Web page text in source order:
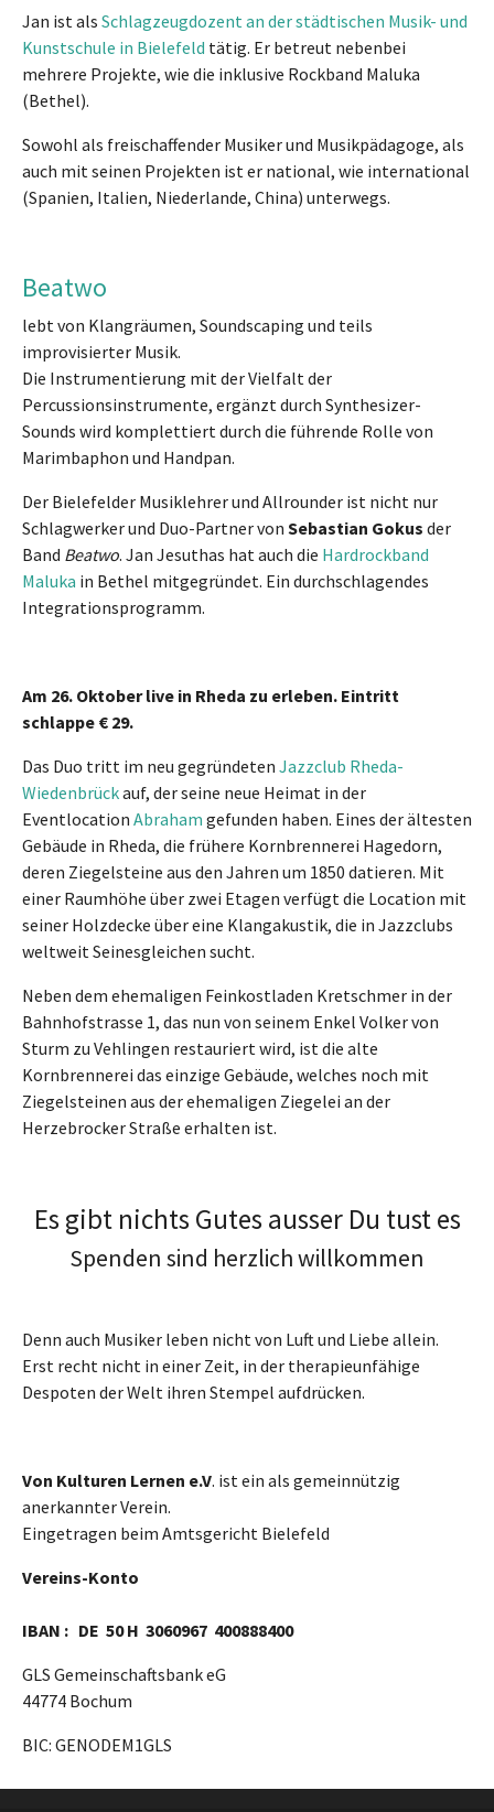
Jan ist als Schlagzeugdozent an der städtischen Musik- und
Kunstschule in Bielefeld tätig. Er betreut nebenbei
mehrere Projekte, wie die inklusive Rockband Maluka
(Bethel).
Sowohl als freischaffender Musiker und Musikpädagoge, als
auch mit seinen Projekten ist er national, wie international
(Spanien, Italien, Niederlande, China) unterwegs.
Beatwo
lebt von Klangräumen, Soundscaping und teils
improvisierter Musik.
Die Instrumentierung mit der Vielfalt der
Percussionsinstrumente, ergänzt durch Synthesizer-
Sounds wird komplettiert durch die führende Rolle von
Marimbaphon und Handpan.
Der Bielefelder Musiklehrer und Allrounder ist nicht nur
Schlagwerker und Duo-Partner von Sebastian Gokus der
Band Beatwo. Jan Jesuthas hat auch die Hardrockband
Maluka in Bethel mitgegründet. Ein durchschlagendes
Integrationsprogramm.
Am 26. Oktober live in Rheda zu erleben. Eintritt
schlappe € 29.
Das Duo tritt im neu gegründeten Jazzclub Rheda-
Wiedenbrückauf, der seine neue Heimat in der
Eventlocation Abraham gefunden haben. Eines der ältesten
Gebäude in Rheda, die frühere Kornbrennerei Hagedorn,
deren Ziegelsteine aus den Jahren um 1850 datieren. Mit
einer Raumhöhe über zwei Etagen verfügt die Location mit
seiner Holzdecke über eine Klangakustik, die in Jazzclubs
weltweit Seinesgleichen sucht.
Neben dem ehemaligen Feinkostladen Kretschmer in der
Bahnhofstrasse 1, das nun von seinem Enkel Volker von
Sturm zu Vehlingen restauriert wird, ist die alte
Kornbrennerei das einzige Gebäude, welches noch mit
Ziegelsteinen aus der ehemaligen Ziegelei an der
Herzebrocker Straße erhalten ist.
Es gibt nichts Gutes ausser Du tust es
Spenden sind herzlich willkommen
Denn auch Musiker leben nicht von Luft und Liebe allein.
Erst recht nicht in einer Zeit, in der therapieunfähige
Despoten der Welt ihren Stempel aufdrücken.
Von Kulturen Lernen e.V. ist ein als gemeinnützig
anerkannter Verein.
Eingetragen beim Amtsgericht Bielefeld
Vereins-Konto
IBAN : DE 50 H 3060967 400888400
GLS Gemeinschaftsbank eG
44774 Bochum
BIC: GENODEM1GLS